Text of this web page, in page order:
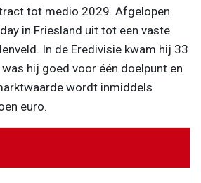
tot medio 2029. Afgelopen
in Friesland uit tot een vaste
In de Eredivisie kwam hij 33
hij goed voor één doelpunt en
wordt inmiddels
euro.